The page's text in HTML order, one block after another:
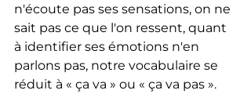
n'écoute pas ses sensations, on ne
sait pas ce que l'on ressent, quant
à identifier ses émotions n'en
parlons pas, notre vocabulaire se
réduit à « ça va » ou « ça va pas ».